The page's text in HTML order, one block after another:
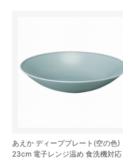
あえか ディーププレート(空の色)
23cm 電子レンジ温め 食洗機対応